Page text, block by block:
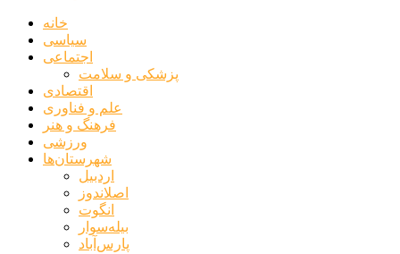
خانه
سیاسی
اجتماعی
پزشکی و سلامت
اقتصادی
علم و فناوری
فرهنگ و هنر
ورزشی
شهرستان‌ها
اردبیل
اصلاندوز
انگوت
بیله‌سوار
پارس‌آباد